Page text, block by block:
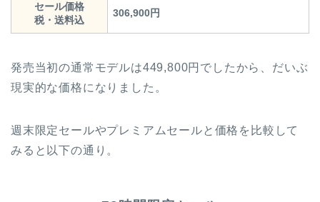
セール価格
税・送料込
306,900円
発売当初の通常モデルは449,800円でしたから、だいぶ
現実的な価格になりました。
週末限定セールやプレミアムセールと価格を比較して
みると以下の通り。